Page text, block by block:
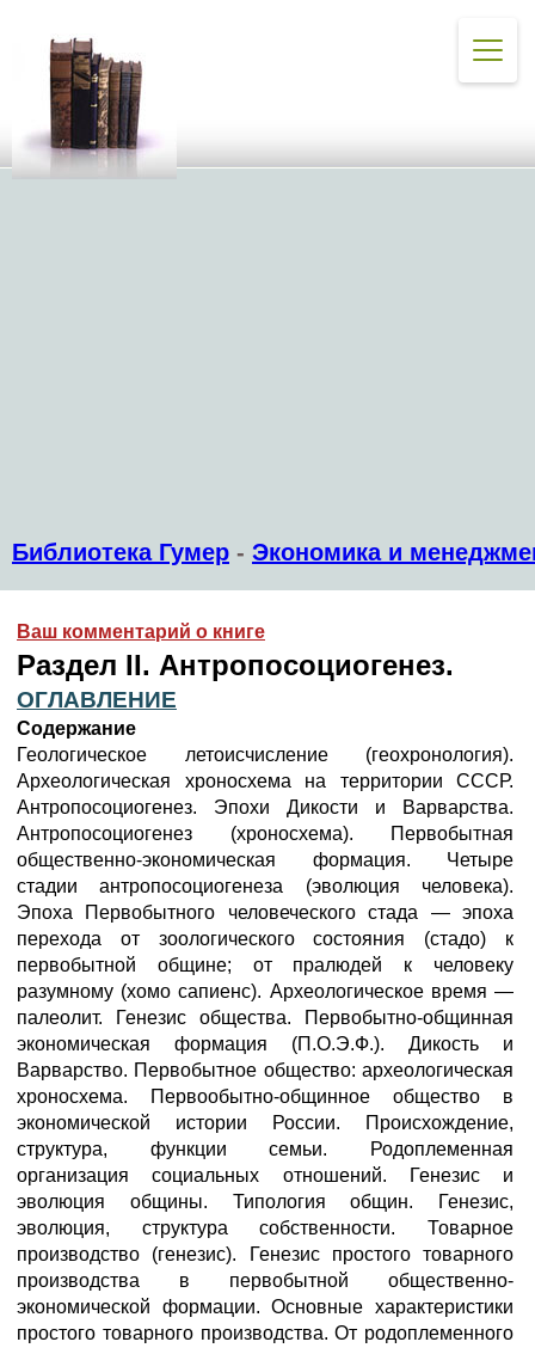
Библиотека Гумер - Экономика и
Ваш комментарий о книге
Раздел II. Антропосоциогенез.
ОГЛАВЛЕНИЕ
Содержание
Геологическое летоисчисление (геохронология).
Археологическая хроносхема на территории СССР.
Антропосоциогенез. Эпохи Дикости и Варварства.
Антропосоциогенез (хроносхема). Первобытная
общественно-экономическая формация. Четыре
стадии антропосоциогенеза (эволюция человека).
Эпоха Первобытного человеческого стада — эпоха
перехода от зоологического состояния (стадо) к
первобытной общине; от пралюдей к человеку
разумному (хомо сапиенс). Археологическое время —
палеолит. Генезис общества. Первобытно-общинная
экономическая формация (П.О.Э.Ф.). Дикость и
Варварство. Первобытное общество: археологическая
хроносхема. Первообытно-общинное общество в
экономической истории России. Происхождение,
структура, функции семьи. Родоплеменная
организация социальных отношений. Генезис и
эволюция общины. Типология общин. Генезис,
эволюция, структура собственности. Товарное
производство (генезис). Генезис простого товарного
производства в первобытной общественно-
экономической формации. Основные характеристики
простого товарного производства. От родоплеменного